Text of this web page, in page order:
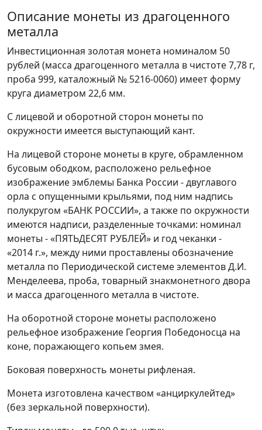
Описание монеты из драгоценного
металла
Инвестиционная золотая монета номиналом 50
рублей (масса драгоценного металла в чистоте 7,78 г,
проба 999, каталожный № 5216-0060) имеет форму
круга диаметром 22,6 мм.
С лицевой и оборотной сторон монеты по
окружности имеется выступающий кант.
На лицевой стороне монеты в круге, обрамленном
бусовым ободком, расположено рельефное
изображение эмблемы Банка России - двуглавого
орла с опущенными крыльями, под ним надпись
полукругом «БАНК РОССИИ», а также по окружности
имеются надписи, разделенные точками: номинал
монеты - «ПЯТЬДЕСЯТ РУБЛЕЙ» и год чеканки -
«2014 г.», между ними проставлены обозначение
металла по Периодической системе элементов Д.И.
Менделеева, проба, товарный знакмонетного двора
и масса драгоценного металла в чистоте.
На оборотной стороне монеты расположено
рельефное изображение Георгия Победоносца на
коне, поражающего копьем змея.
Боковая поверхность монеты рифленая.
Монета изготовлена качеством «анциркулейтед»
(без зеркальной поверхности).